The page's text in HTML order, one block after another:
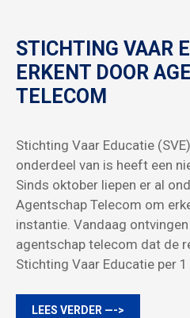
STICHTING VAAR
ERKENT DOOR
TELECOM
Stichting Vaar Educatie
onderdeel van is heeft een
Sinds oktober liepen er al
Agentschap Telecom om
instantie. Vandaag
agentschap telecom dat de
Stichting Vaar Educatie per 1
LEES VERDER —->